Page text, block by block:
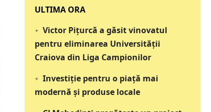
‎‎‎‎‎‎‎ULTIMA ORA
Victor Pițurcă a găsit vinovatul
pentru eliminarea Universității
Craiova din Liga Campionilor
Investiție pentru o piață mai
modernă și produse locale